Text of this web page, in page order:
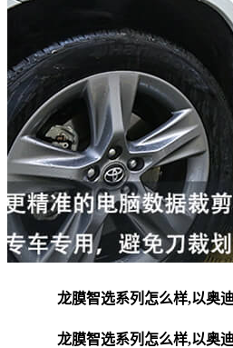
龙膜智选系列怎么样,以奥
龙膜智选系列怎么样,以奥